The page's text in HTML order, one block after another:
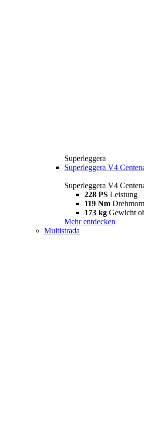
Superleggera
Superleggera V4
Superleggera V4
228 PS Leistung
119 Nm
173 kg Gewicht
Mehr entdecken
Multistrada